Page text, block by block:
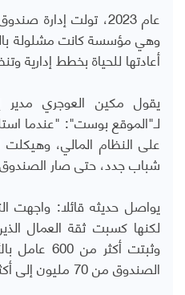
عام 2023، تولت
وهي مؤسسة كانت مشلولة
أعادتها للحياة بخطط إدارية
يقول مكين العوجري
لـ"الموقع بوست": "عندما
على النظام المالي، وهيكلت
شباب جدد، حتى صار
يواصل حديثه قائلا:
لكنها كسبت ثقة العمال
وثبتت أكثر
الصندوق من 70 مليون إلى أكثر من 190 مليون شهريًا.